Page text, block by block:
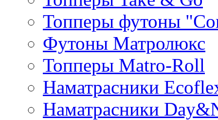
Топперы футоны
Футоны Матролюкс
Топперы Matro-Roll
Наматрасники
Наматрасники